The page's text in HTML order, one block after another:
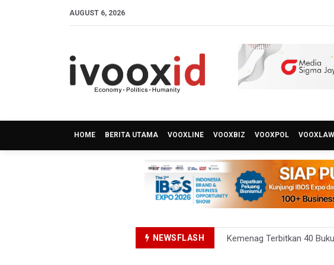
AUGUST 6, 2026
HOME BERITA UTAMA VOOXLINE VOOXBIZ VOOXPOL VOOXLAW
NEWSFLASH
Kemenag Terbitkan 40